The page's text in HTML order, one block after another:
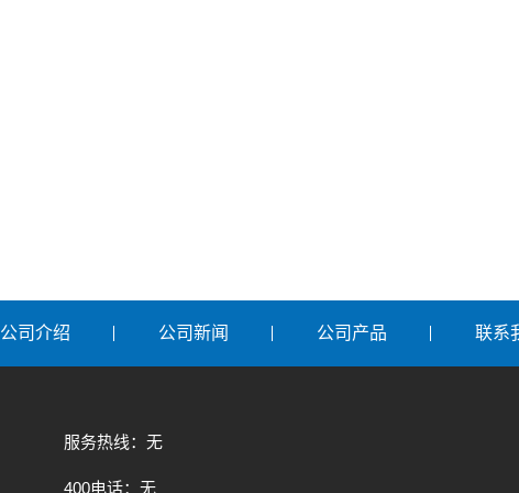
公司介绍 公司新闻 公司产品 联系
服务热线：无
400电话：无